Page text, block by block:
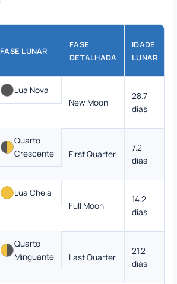
FASE LUNAR
FASE
DETALHADA
IDADE
LUNAR
Lua Nova
New Moon
28.7
dias
Quarto
Crescente
First Quarter
7.2
dias
Lua Cheia
Full Moon
14.2
dias
Quarto
Minguante
Last Quarter
21.2
dias